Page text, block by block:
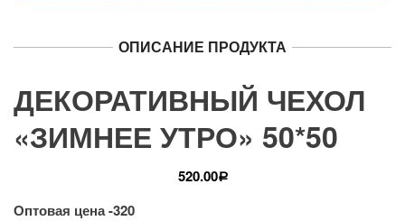
ОПИСАНИЕ ПРОДУКТА
ДЕКОРАТИВНЫЙ ЧЕХОЛ
«ЗИМНЕЕ УТРО» 50*50
520.00Р
Оптовая цена -320